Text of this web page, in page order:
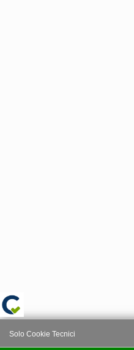
Solo Cookie Tecnici